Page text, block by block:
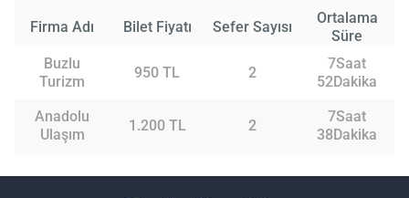
Firma Adı Bilet Fiyatı Sefer Sayısı
Ortalama
Süre
Buzlu
Turizm
950 TL 2
7Saat
52Dakika
Anadolu
Ulaşım
1.200 TL 2
7Saat
38Dakika